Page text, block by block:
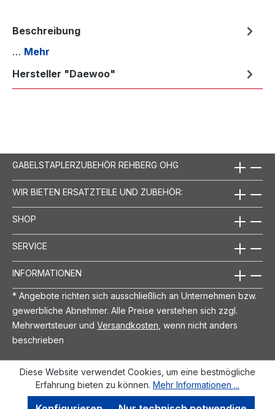
Beschreibung
… Mehr
Hersteller "Daewoo"
GABELSTAPLERZUBEHÖR REHBERG OHG
WIR BIETEN ERSATZTEILE UND ZUBEHÖR:
SHOP
SERVICE
INFORMATIONEN
* Angebote richten sich ausschließlich an Unternehmen bzw.
gewerbliche Abnehmer. Alle Preise verstehen sich zzgl.
Mehrwertsteuer und Versandkosten , wenn nicht anders
beschrieben
Diese Website verwendet Cookies, um eine bestmögliche
Erfahrung bieten zu können. Mehr Informationen ...